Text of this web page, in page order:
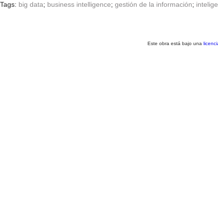
Tags: big data; business intelligence; gestión de la información;
Este obra está bajo una